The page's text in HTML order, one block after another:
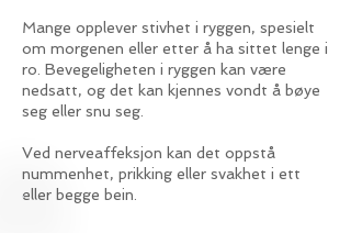
Mange opplever stivhet i ryggen, spesielt
om morgenen eller etter å ha sittet lenge i
ro. Bevegeligheten i ryggen kan være
nedsatt, og det kan kjennes vondt å bøye
seg eller snu seg.
Ved nerveaffeksjon kan det oppstå
nummenhet, prikking eller svakhet i ett
eller begge bein.